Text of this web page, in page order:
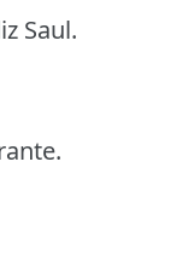
Saul.